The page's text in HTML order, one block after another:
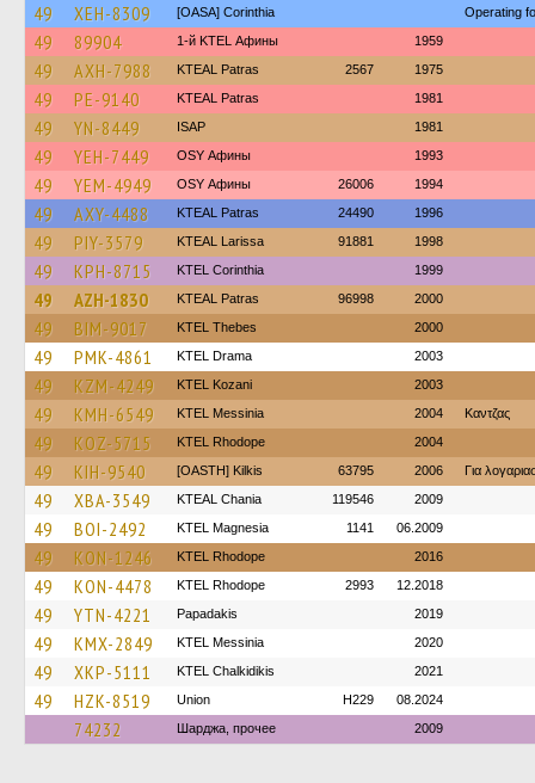
49 XEH-8309 [OASA] Corinthia Operating
49 89904 1-й KTEL Афины 1959
49 AXH-7988 KTEAL Patras 2567 1975
49 PE-9140 KTEAL Patras 1981
49 YN-8449 ISAP 1981
49 YEH-7449 OSY Афины 1993
49 YEM-4949 OSY Афины 26006 1994
49 AXY-4488 KTEAL Patras 24490 1996
49 PIY-3579 KTEAL Larissa 91881 1998
49 KPH-8715 KTEL Corinthia 1999
49 AZH-1830 KTEAL Patras 96998 2000
49 BIM-9017 KTEL Thebes 2000
49 PMK-4861 KTEL Drama 2003
49 KZM-4249 ΚΤΕL Kozani 2003
49 KMH-6549 KTEL Messinia 2004 Καντζας
49 KOZ-5715 KTEL Rhodope 2004
49 KIH-9540 [OASTH] Kilkis 63795 2006 Για
49 XBA-3549 KTEAL Chania 119546 2009
49 BOI-2492 ΚΤΕL Magnesia 1141 06.2009
49 KON-1246 KTEL Rhodope 2016
49 KON-4478 KTEL Rhodope 2993 12.2018
49 YTN-4221 Papadakis 2019
49 KMX-2849 KTEL Messinia 2020
49 XKP-5111 ΚΤΕL Chalkidikis 2021
49 HZK-8519 Union H229 08.2024
74232 Шарджа, прочее 2009